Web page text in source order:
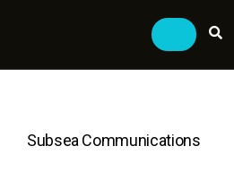
Subsea Communications